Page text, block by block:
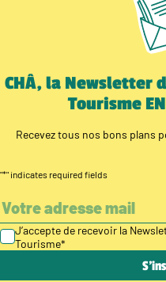
CHÂ, la Newsletter
Tourisme
Recevez tous nos bons plans
"*" indicates required fields
J’accepte de recevoir la
Tourisme*